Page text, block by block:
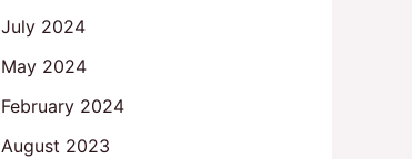
July 2024
May 2024
February 2024
August 2023